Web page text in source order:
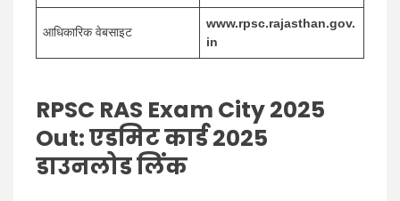
आधिकारिक वेबसाइट
www.rpsc.rajasthan.gov.
in
RPSC RAS Exam City 2025
Out:एडमिट कार्ड 2025
डाउनलोड लिंक